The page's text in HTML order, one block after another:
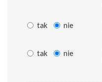
tak nie
tak nie